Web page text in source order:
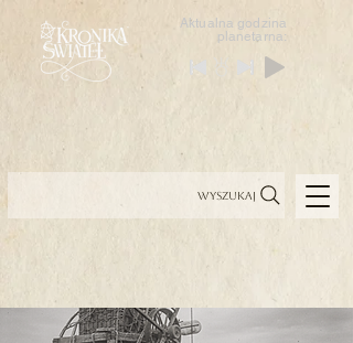
Aktualna godzina
planetarna:
Wyszukaj